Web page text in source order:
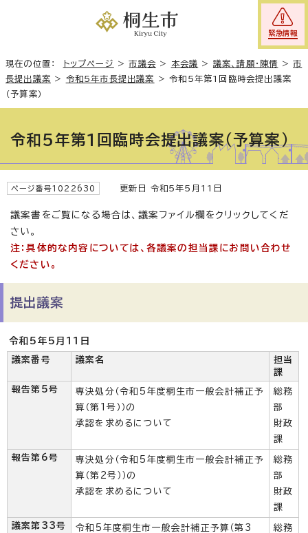
緊急情報
現在の位置： トップページ >市議会 > 本会議 > 議案、請願・陳情 >市
長提出議案 > 令和5年市長提出議案 >令和5年第1回臨時会提出議案
（予算案）
令和5年第1回臨時会提出議案（予算案）
ページ番号1022630 更新日 令和5年5月11日
議案書をご覧になる場合は、議案ファイル欄をクリックしてくだ
さい。
注：具体的な内容については、各議案の担当課にお問い合わせ
ください。
提出議案
令和5年5月11日
議案番号 議案名
担当
課
報告第5号
専決処分（令和5年度桐生市一般会計補正予
算（第1号））の
承認を求めるについて
総務
部
財政
課
報告第6号
専決処分（令和5年度桐生市一般会計補正予
算（第2号））の
承認を求めるについて
総務
部
財政
課
議案第33号
令和5年度桐生市一般会計補正予算（第3
総務